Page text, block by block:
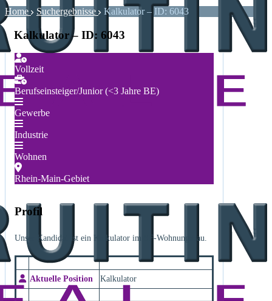
Home Suchergebnisse Kalkulator – ID: 6043
Kalkulator – ID: 6043
Vollzeit
Berufseinsteiger/Junior (<3 Jahre BE)
Gewerbe
Industrie
Wohnen
Rhein-Main-Gebiet
Profil
Unser Kandidat ist ein Kalkulator im SF-Wohnungsbau.
Aktuelle Position Kalkulator